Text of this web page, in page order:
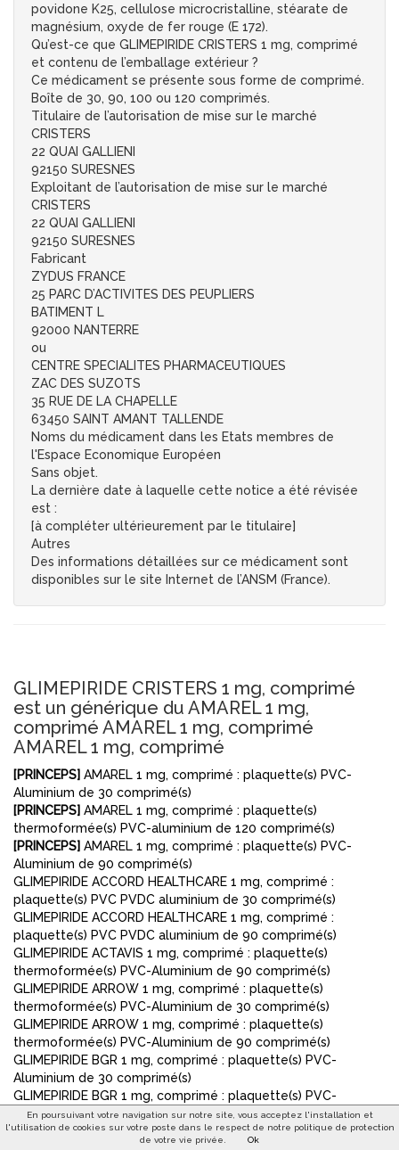
povidone K25, cellulose microcristalline, stéarate de
magnésium, oxyde de fer rouge (E 172).
Qu’est-ce que GLIMEPIRIDE CRISTERS 1 mg, comprimé
et contenu de l’emballage extérieur ?
Ce médicament se présente sous forme de comprimé.
Boîte de 30, 90, 100 ou 120 comprimés.
Titulaire de l’autorisation de mise sur le marché
CRISTERS
22 QUAI GALLIENI
92150 SURESNES
Exploitant de l’autorisation de mise sur le marché
CRISTERS
22 QUAI GALLIENI
92150 SURESNES
Fabricant
ZYDUS FRANCE
25 PARC D’ACTIVITES DES PEUPLIERS
BATIMENT L
92000 NANTERRE
ou
CENTRE SPECIALITES PHARMACEUTIQUES
ZAC DES SUZOTS
35 RUE DE LA CHAPELLE
63450 SAINT AMANT TALLENDE
Noms du médicament dans les Etats membres de
l'Espace Economique Européen
Sans objet.
La dernière date à laquelle cette notice a été révisée
est :
[à compléter ultérieurement par le titulaire]
Autres
Des informations détaillées sur ce médicament sont
disponibles sur le site Internet de l’ANSM (France).
GLIMEPIRIDE CRISTERS 1 mg, comprimé
est un générique du AMAREL 1 mg,
comprimé AMAREL 1 mg, comprimé
AMAREL 1 mg, comprimé
[PRINCEPS] AMAREL 1 mg, comprimé : plaquette(s) PVC-
Aluminium de 30 comprimé(s)
[PRINCEPS] AMAREL 1 mg, comprimé : plaquette(s)
thermoformée(s) PVC-aluminium de 120 comprimé(s)
[PRINCEPS] AMAREL 1 mg, comprimé : plaquette(s) PVC-
Aluminium de 90 comprimé(s)
GLIMEPIRIDE ACCORD HEALTHCARE 1 mg, comprimé :
plaquette(s) PVC PVDC aluminium de 30 comprimé(s)
GLIMEPIRIDE ACCORD HEALTHCARE 1 mg, comprimé :
plaquette(s) PVC PVDC aluminium de 90 comprimé(s)
GLIMEPIRIDE ACTAVIS 1 mg, comprimé : plaquette(s)
thermoformée(s) PVC-Aluminium de 90 comprimé(s)
GLIMEPIRIDE ARROW 1 mg, comprimé : plaquette(s)
thermoformée(s) PVC-Aluminium de 30 comprimé(s)
GLIMEPIRIDE ARROW 1 mg, comprimé : plaquette(s)
thermoformée(s) PVC-Aluminium de 90 comprimé(s)
GLIMEPIRIDE BGR 1 mg, comprimé : plaquette(s) PVC-
Aluminium de 30 comprimé(s)
GLIMEPIRIDE BGR 1 mg, comprimé : plaquette(s) PVC-
Aluminium de 90 comprimé(s)
GLIMEPIRIDE CRISTERS 1 mg, comprimé : plaquette(s)
En poursuivant votre navigation sur notre site, vous acceptez l'installation et
l'utilisation de cookies sur votre poste dans le respect de notre politique de protection
de votre vie privée.
Ok